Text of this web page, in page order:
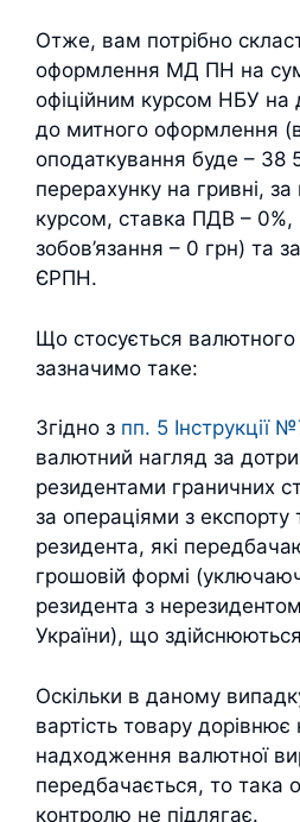
Отже, вам потрібно
оформлення МД ПН на
офіційним курсом НБУ
до митного оформлення (в
оподаткування буде – 38
перерахунку на гривні, за
курсом, ставка ПДВ – 0%,
зобов’язання – 0 грн) та
ЄРПН.
Що стосується
зазначимо таке:
Згідно з пп. 5 Інструкції
валютний нагляд за
резидентами граничних
за операціями з експорту
резидента, які
грошовій формі
резидента з
України), що
Оскільки в даному
вартість товару
надходження валютної
передбачається, то така
контролю не підлягає.